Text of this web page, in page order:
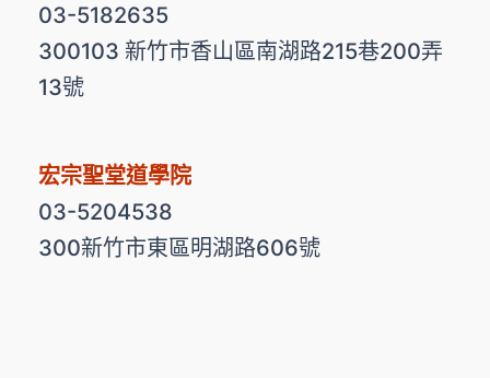
03-5182635
300103 新竹市香山區南湖路215巷200弄
13號
宏宗聖堂道學院
03-5204538
300新竹市東區明湖路606號